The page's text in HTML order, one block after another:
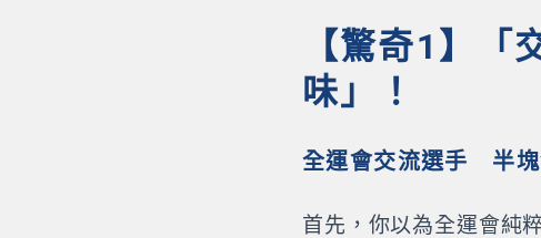
【驚奇1】
味」！
全運會交流選手 半
首先，你以為全運會純